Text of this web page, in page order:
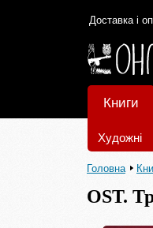
Доставка і
Книги
Художні
Головна
OST.